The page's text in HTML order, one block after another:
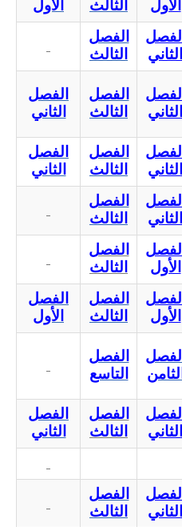
الأول
الثالث
الأول
الفصل
الثالث
الفصل
الثاني
الفصل
الثاني
الفصل
الثالث
الفصل
الثاني
الفصل
الثاني
الفصل
الثالث
الفصل
الثاني
الفصل
الثالث
الفصل
الثاني
الفصل
الثالث
الفصل
الأول
الفصل
الأول
الفصل
الثالث
الفصل
الأول
الفصل
التاسع
الفصل
الثامن
الفصل
الثاني
الفصل
الثالث
الفصل
الثاني
الفصل
الثالث
الفصل
الثاني